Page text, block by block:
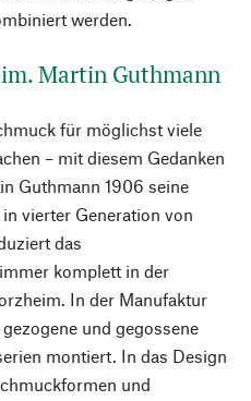
werden.
Martin Guthmann
für möglichst viele
– mit diesem Gedanken
Guthmann 1906 seine
vierter Generation von
das
komplett in der
In der Manufaktur
und gegossene
montiert. In das Design
und